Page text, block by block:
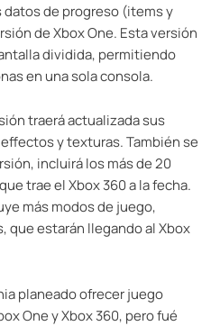
datos de progreso (items y
de Xbox One. Esta versión
dividida, permitiendo
en una sola consola.
traerá actualizada sus
y texturas. También se
incluirá los más de 20
trae el Xbox 360 a la fecha.
más modos de juego,
que estarán llegando al Xbox
planeado ofrecer juego
One y Xbox 360, pero fué